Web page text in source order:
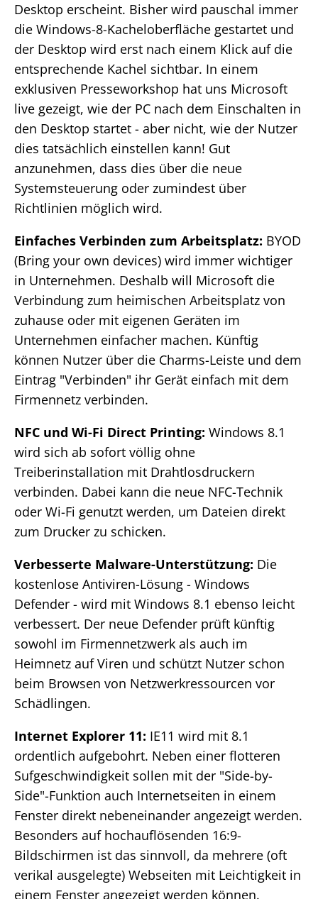
Desktop erscheint. Bisher wird pauschal immer
die Windows-8-Kacheloberfläche gestartet und
der Desktop wird erst nach einem Klick auf die
entsprechende Kachel sichtbar. In einem
exklusiven Presseworkshop hat uns Microsoft
live gezeigt, wie der PC nach dem Einschalten in
den Desktop startet - aber nicht, wie der Nutzer
dies tatsächlich einstellen kann! Gut
anzunehmen, dass dies über die neue
Systemsteuerung oder zumindest über
Richtlinien möglich wird.
Einfaches Verbinden zum Arbeitsplatz: BYOD
(Bring your own devices) wird immer wichtiger
in Unternehmen. Deshalb will Microsoft die
Verbindung zum heimischen Arbeitsplatz von
zuhause oder mit eigenen Geräten im
Unternehmen einfacher machen. Künftig
können Nutzer über die Charms-Leiste und dem
Eintrag "Verbinden" ihr Gerät einfach mit dem
Firmennetz verbinden.
NFC und Wi-Fi Direct Printing: Windows 8.1
wird sich ab sofort völlig ohne
Treiberinstallation mit Drahtlosdruckern
verbinden. Dabei kann die neue NFC-Technik
oder Wi-Fi genutzt werden, um Dateien direkt
zum Drucker zu schicken.
Verbesserte Malware-Unterstützung: Die
kostenlose Antiviren-Lösung - Windows
Defender - wird mit Windows 8.1 ebenso leicht
verbessert. Der neue Defender prüft künftig
sowohl im Firmennetzwerk als auch im
Heimnetz auf Viren und schützt Nutzer schon
beim Browsen von Netzwerkressourcen vor
Schädlingen.
Internet Explorer 11: IE11 wird mit 8.1
ordentlich aufgebohrt. Neben einer flotteren
Sufgeschwindigkeit sollen mit der "Side-by-
Side"-Funktion auch Internetseiten in einem
Fenster direkt nebeneinander angezeigt werden.
Besonders auf hochauflösenden 16:9-
Bildschirmen ist das sinnvoll, da mehrere (oft
verikal ausgelegte) Webseiten mit Leichtigkeit in
einem Fenster angezeigt werden können.